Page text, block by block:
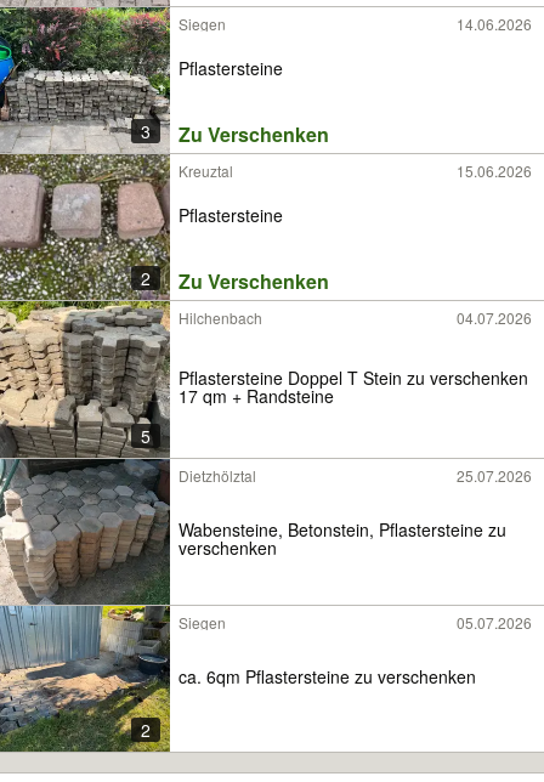
3
Siegen 14.06.2026
Pflastersteine
Zu Verschenken
2
Kreuztal 15.06.2026
Pflastersteine
Zu Verschenken
5
Hilchenbach 04.07.2026
Pflastersteine Doppel T Stein zu verschenken
17 qm + Randsteine
Dietzhölztal 25.07.2026
Wabensteine, Betonstein, Pflastersteine zu
verschenken
2
Siegen 05.07.2026
ca. 6qm Pflastersteine zu verschenken